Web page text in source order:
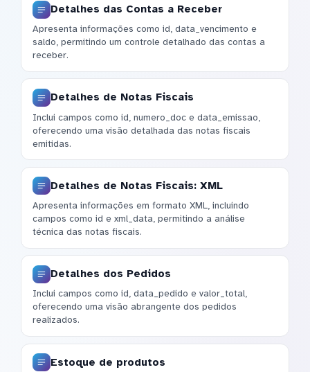
Detalhes das Contas a Receber
Apresenta informações como id, data_vencimento e
saldo, permitindo um controle detalhado das contas a
receber.
Detalhes de Notas Fiscais
Inclui campos como id, numero_doc e data_emissao,
oferecendo uma visão detalhada das notas fiscais
emitidas.
Detalhes de Notas Fiscais: XML
Apresenta informações em formato XML, incluindo
campos como id e xml_data, permitindo a análise
técnica das notas fiscais.
Detalhes dos Pedidos
Inclui campos como id, data_pedido e valor_total,
oferecendo uma visão abrangente dos pedidos
realizados.
Estoque de produtos